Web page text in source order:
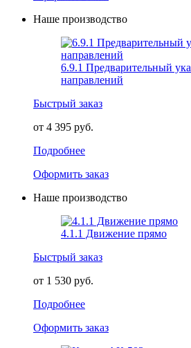
Наше производство
6.9.1 Предварительный
направлений
Быстрый заказ
от 4 395 руб.
Подробнее
Оформить заказ
Наше производство
4.1.1 Движение прямо
Быстрый заказ
от 1 530 руб.
Подробнее
Оформить заказ